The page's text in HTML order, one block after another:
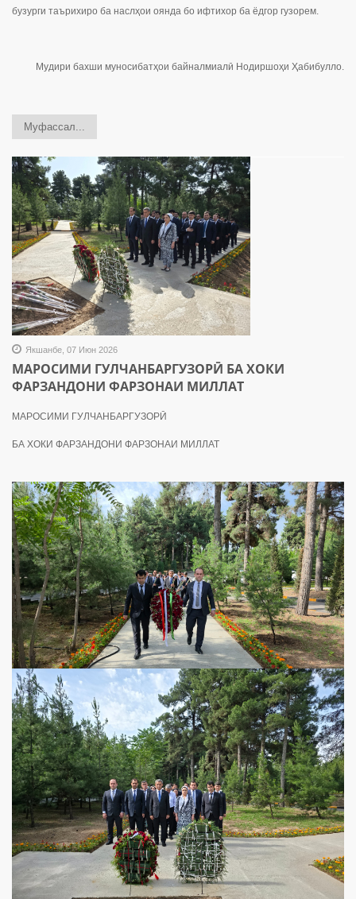
бузурги таърихиро ба наслҳои оянда бо ифтихор ба ёдгор гузорем.
Мудири бахши муносибатҳои байналмиалӣ Нодиршоҳи Ҳабибулло.
Муфассал...
Якшанбе, 07 Июн 2026
МАРОСИМИ ГУЛЧАНБАРГУЗОРӢ БА ХОКИ
ФАРЗАНДОНИ ФАРЗОНАИ МИЛЛАТ
МАРОСИМИ ГУЛЧАНБАРГУЗОРӢ
БА ХОКИ ФАРЗАНДОНИ ФАРЗОНАИ МИЛЛАТ